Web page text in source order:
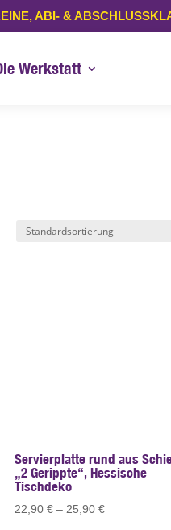
ABI- &
Werkstatt
Servierplatte rund aus
„2 Gerippte“, Hessische
Tischdeko
22,90 €– 25,90 €